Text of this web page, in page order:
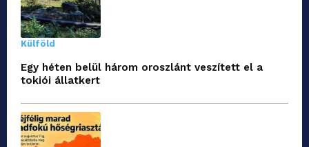
Külföld
Egy héten belül három oroszlánt veszített el a
tokiói állatkert